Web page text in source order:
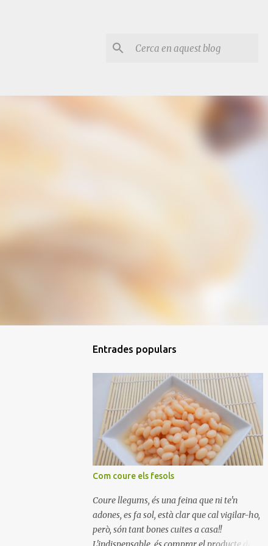
Entrades populars
Com coure els fesols
Coure llegums, és una feina que ni te'n
adones, es fa sol, està clar que cal vigilar-ho,
però, són tant bones cuites a casa!!